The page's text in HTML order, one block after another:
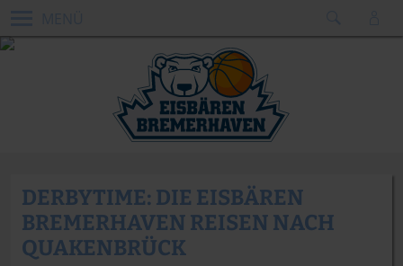
DERBYTIME: DIE EISBÄREN
BREMERHAVEN REISEN NACH
QUAKENBRÜCK